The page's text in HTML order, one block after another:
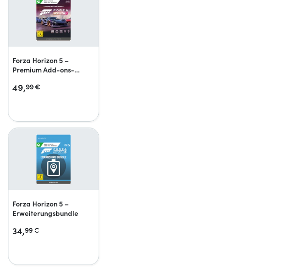
Forza Horizon 5 –
Premium Add-ons-
49,99€
Forza Horizon 5 –
Erweiterungsbundle
34,99€